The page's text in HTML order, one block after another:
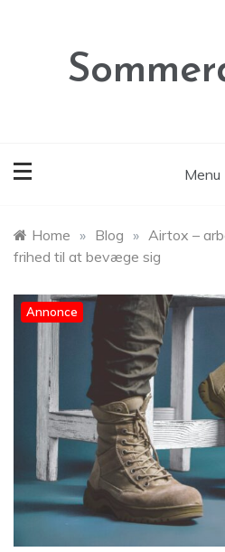
Menu
Home » Blog » Airtox –
frihed til at bevæge sig
Annonce